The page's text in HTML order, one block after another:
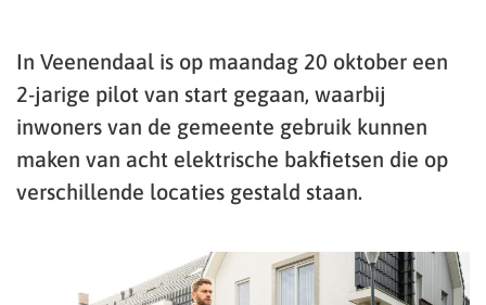
In Veenendaal is op maandag 20 oktober een
2-jarige pilot van start gegaan, waarbij
inwoners van de gemeente gebruik kunnen
maken van acht elektrische bakfietsen die op
verschillende locaties gestald staan.